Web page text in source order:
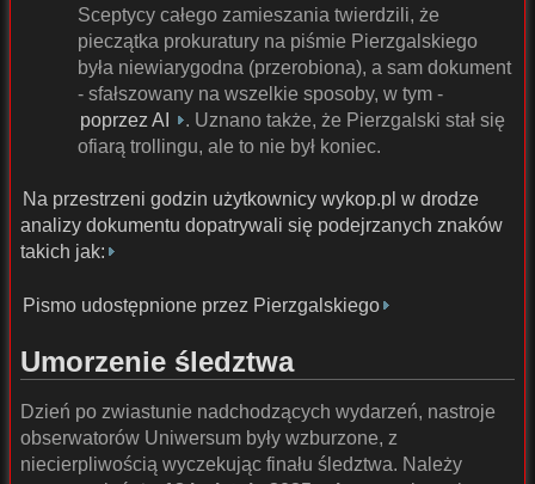
Sceptycy całego zamieszania twierdzili, że
pieczątka prokuratury na piśmie Pierzgalskiego
była niewiarygodna (przerobiona), a sam dokument
- sfałszowany na wszelkie sposoby, w tym -
poprzez AI
. Uznano także, że Pierzgalski stał się
ofiarą trollingu, ale to nie był koniec.
Na przestrzeni godzin użytkownicy wykop.pl w drodze
analizy dokumentu dopatrywali się podejrzanych znaków
takich jak:
Pismo udostępnione przez Pierzgalskiego
Umorzenie śledztwa
Dzień po zwiastunie nadchodzących wydarzeń, nastroje
obserwatorów Uniwersum były wzburzone, z
niecierpliwością wyczekując finału śledztwa. Należy